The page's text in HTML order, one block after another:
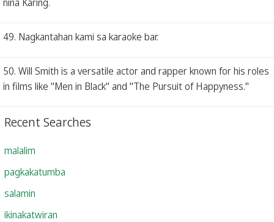
49. Nagkantahan kami sa karaoke bar.
50. Will Smith is a versatile actor and rapper known for his roles
in films like "Men in Black" and "The Pursuit of Happyness."
Recent Searches
malalim
pagkakatumba
salamin
ikinakatwiran